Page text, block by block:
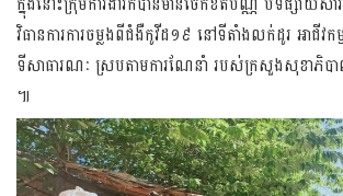
វិធាន​ការការចម្លង​ពីជំងឺ​កូវីដ​១៩ នៅ​ទីតាំង​លក់​ដូរ អាជីវ​
ទីសា​ធារណៈ ស្រប​តាមការ​ណែ​នាំ របស់ក្រសួ​ងសុខាភិបា
៕​